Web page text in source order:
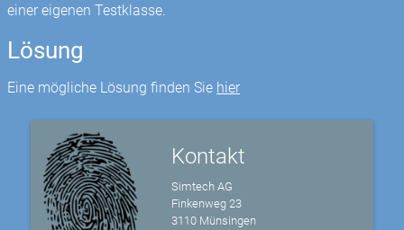
einer eigenen Testklasse.
Lösung
Eine mögliche Lösung finden Sie hier
Kontakt
Simtech AG
Finkenweg 23
3110 Münsingen